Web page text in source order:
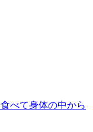
べて身体の中から